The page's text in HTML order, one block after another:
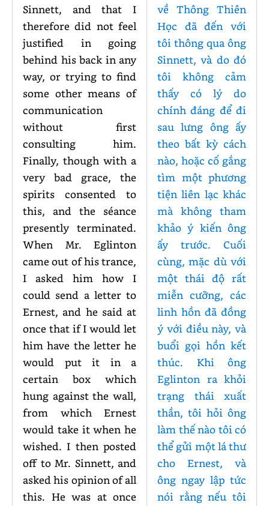
Sinnett, and that I
therefore did not feel
justified in going
behind his back in any
way, or trying to find
some other means of
communication
without first
consulting him.
Finally, though with a
very bad grace, the
spirits consented to
this, and the séance
presently terminated.
When Mr. Eglinton
came out of his trance,
I asked him how I
could send a letter to
Ernest, and he said at
once that if I would let
him have the letter he
would put it in a
certain box which
hung against the wall,
from which Ernest
would take it when he
wished. I then posted
off to Mr. Sinnett, and
asked his opinion of all
this. He was at once
về Thông Thiên
Học đã đến với
tôi thông qua ông
Sinnett, và do đó
tôi không cảm
thấy có lý do
chính đáng để đi
sau lưng ông ấy
theo bất kỳ cách
nào, hoặc cố gắng
tìm một phương
tiện liên lạc khác
mà không tham
khảo ý kiến ông
ấy trước. Cuối
cùng, mặc dù với
một thái độ rất
miễn cưỡng, các
linh hồn đã đồng
ý với điều này, và
buổi gọi hồn kết
thúc. Khi ông
Eglinton ra khỏi
trạng thái xuất
thần, tôi hỏi ông
làm thế nào tôi có
thể gửi một lá thư
cho Ernest, và
ông ngay lập tức
nói rằng nếu tôi